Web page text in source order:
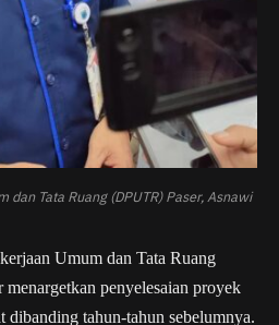
dan Tata Ruang (DPUTR) Paser, Asnawi
Umum dan Tata Ruang
penyelesaian proyek
dibanding tahun-tahun sebelumnya.